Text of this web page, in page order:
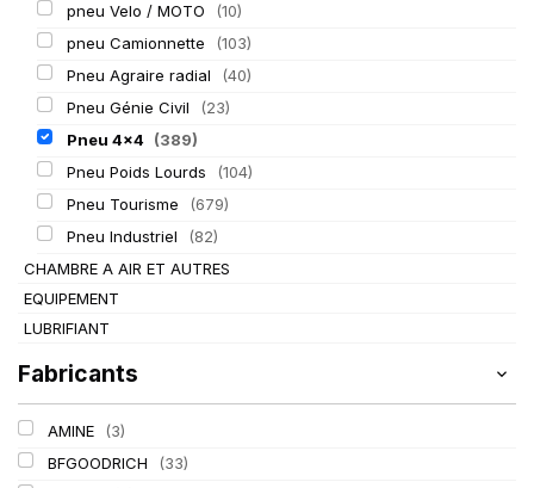
pneu Velo / MOTO
(10)
pneu Camionnette
(103)
Pneu Agraire radial
(40)
Pneu Génie Civil
(23)
Pneu 4x4 (389)
Pneu Poids Lourds
(104)
Pneu Tourisme
(679)
Pneu Industriel
(82)
CHAMBRE A AIR ET AUTRES
EQUIPEMENT
LUBRIFIANT
Fabricants
AMINE
(3)
BFGOODRICH
(33)